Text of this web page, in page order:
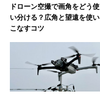
ドローン空撮で画角をどう使
い分ける？広角と望遠を使い
こなすコツ